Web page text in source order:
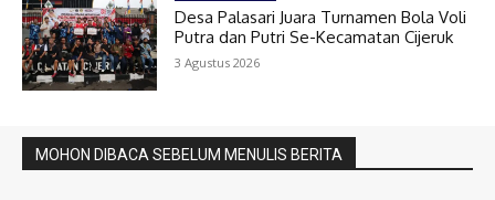
Desa Palasari Juara Turnamen Bola Voli
Putra dan Putri Se-Kecamatan Cijeruk
3 Agustus 2026
MOHON DIBACA SEBELUM MENULIS BERITA